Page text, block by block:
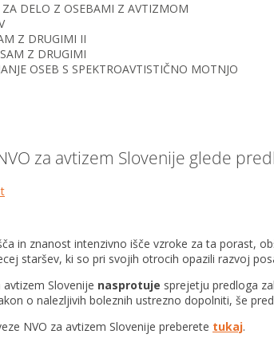
ZA DELO Z OSEBAMI Z AVTIZMOM
Z DRUGIMI II
Z DRUGIMI
OSEB S SPEKTROAVTISTIČNO MOTNJO
za avtizem Slovenije glede
in znanost intenzivno išče vzroke za ta porast,
staršev, ki so pri svojih otrocih opazili razvoj
Slovenije nasprotuje sprejetju predloga
o nalezljivih boleznih ustrezno dopolniti, še
NVO za avtizem Slovenije preberete tukaj.